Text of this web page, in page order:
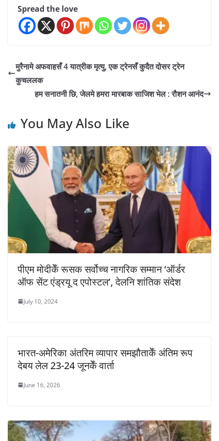
Spread the love
मुरैनामे अफवाहसँ 4 यात्रीक मृत्यु, एक ट्रेनसँ कुदैत दोसर ट्रेन
कुचललक
हम सनातनी छि, जेलमे हमरा मारबाक साजिश भेल : रौशन आनंद
You May Also Like
पीएम मोदीकेँ रूसक सर्वोच्च नागरिक सम्मान ‘ऑर्डर
ऑफ सेंट एंड्रयू द एपोस्टल’, देलनि शांतिक संदेश
July 10, 2024
भारत-अमेरिका अंतरिम व्यापार समझौताकेँ अंतिम रूप
देबय लेल 23-24 जूनकेँ वार्ता
June 16, 2026